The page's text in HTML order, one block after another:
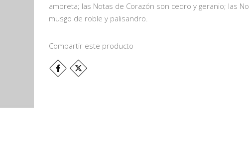
ambreta; las Notas de Corazón son cedro y geranio; las
musgo de roble y palisandro.
Compartir este producto